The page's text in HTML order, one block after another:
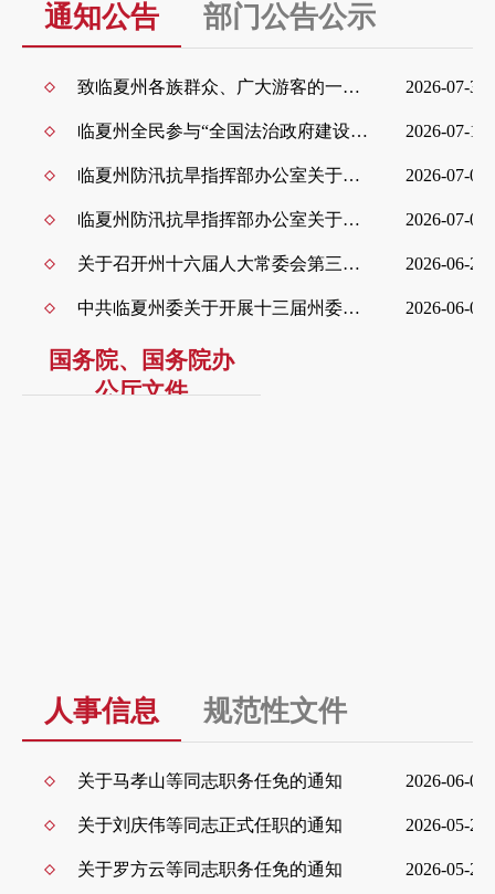
通知公告
部门公告公示
致临夏州各族群众、广大游客的一封信 2026-07-31
临夏州全民参与“全国法治政府建设示范州”创建工作倡议书 2026-07-15
临夏州防汛抗旱指挥部办公室关于启动州级防汛抗洪Ⅳ级应急响应通知 2026-07-09
临夏州防汛抗旱指挥部办公室关于做好强降水天气防范应对工作的重要提示 2026-07-09
关于召开州十六届人大常委会第三十五次会议的公告 2026-06-25
中共临夏州委关于开展十三届州委高标准农田建设突出问题提级交叉巡察工作的公告 2026-06-05
国务院、国务院办
公厅文件
人事信息 规范性文件
关于马孝山等同志职务任免的通知
2026-06-09
关于刘庆伟等同志正式任职的通知 2026-05-25
关于罗方云等同志职务任免的通知 2026-05-25